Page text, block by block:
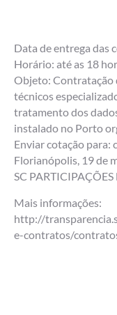
Data de entrega das
Horário: até as 18
Objeto: Contratação
técnicos
tratamento dos
instalado no Porto
Enviar cotação para:
Florianópolis, 19 de
SC PARTICIPAÇÕES
Mais informações:
http://
e-contratos/